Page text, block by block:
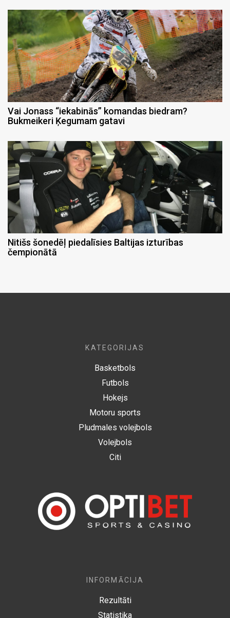
Vai Jonass “iekabinās” komandas biedram?
Bukmeikeri Ķegumam gatavi
Nitišs šonedēļ piedalīsies Baltijas izturības
čempionātā
KATEGORIJAS
Basketbols
Futbols
Hokejs
Motoru sports
Pludmales volejbols
Volejbols
Citi
INFORMĀCIJA
Rezultāti
Statistika